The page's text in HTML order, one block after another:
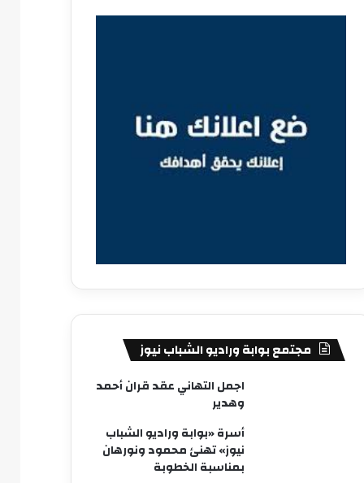
مجتمع بوابة وراديو الشباب نيوز
اجمل التهاني عقد قران أحمد
وهدير
أسرة «بوابة وراديو الشباب
نيوز» تهنئ محمود ونورهان
بمناسبة الخطوبة